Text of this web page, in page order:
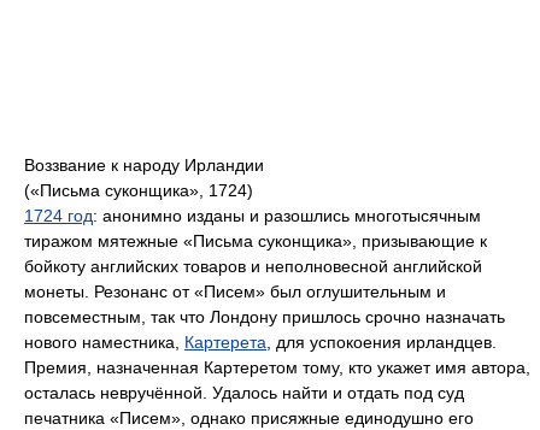
Воззвание к народу Ирландии
(«Письма суконщика», 1724)
1724 год: анонимно изданы и разошлись многотысячным
тиражом мятежные «Письма суконщика», призывающие к
бойкоту английских товаров и неполновесной английской
монеты. Резонанс от «Писем» был оглушительным и
повсеместным, так что Лондону пришлось срочно назначать
нового наместника, Картерета, для успокоения ирландцев.
Премия, назначенная Картеретом тому, кто укажет имя автора,
осталась невручённой. Удалось найти и отдать под суд
печатника «Писем», однако присяжные единодушно его